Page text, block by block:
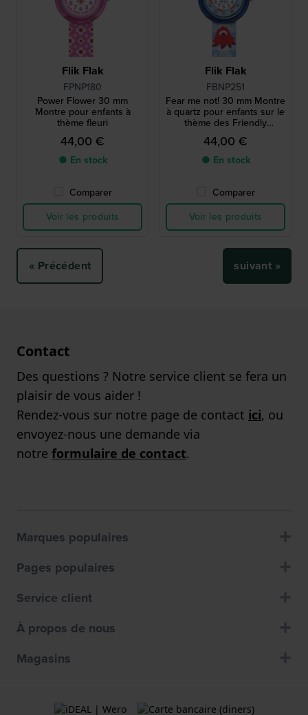
Flik Flak
FPNP180
Power Flower 30 mm
Montre pour enfants à
thème fleuri
44,00 €
● En stock
Comparer
Voir les produits
Flik Flak
FBNP251
Fear me not! 30 mm Montre
à quartz pour enfants sur le
thème des Friendly
Monsters, fabriquée en
Suisse
44,00 €
● En stock
Comparer
Voir les produits
« Précédent suivant »
Contact
Des questions ? Notre service client se fera un
plaisir de vous aider !
Rendez-vous sur notre page de contact ici, ou
envoyez-nous une demande via
notre formulaire de contact.
Marques populaires
Pages populaires
Service client
À propos de nous
Magasins